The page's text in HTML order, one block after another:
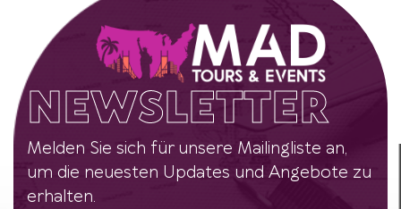
NEWSLETTER
Melden Sie sich für unsere Mailingliste an,
um die neuesten Updates und Angebote zu
erhalten.